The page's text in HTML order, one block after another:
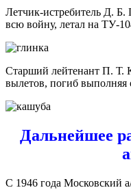
Летчик-истребитель Д.
всю войну, летал на ТУ-
Старший лейтенант П. Т.
вылетов, погиб выполняя
Дальнейшее
С 1946 года Московский